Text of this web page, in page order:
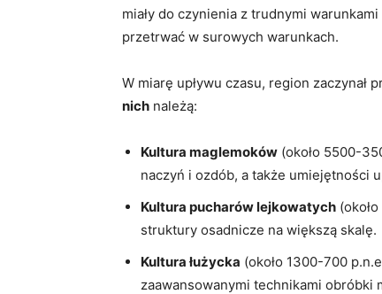
miały do czynienia z trudnymi
przetrwać w surowych warunkach.
W miarę upływu czasu, region zaczynał
nich należą:
Kultura maglemoków (około 5500-
naczyń i ozdób, a także umiejętności
Kultura pucharów lejkowatych
struktury osadnicze na większą skalę.
Kultura łużycka (około 1300-700
zaawansowanymi technikami obróbki